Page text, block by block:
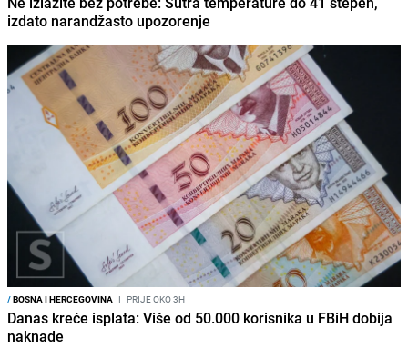
izdato narandžasto upozorenje
/BOSNA I HERCEGOVINA I PRIJE OKO 3H
Danas kreće isplata: Više od 50.000 korisnika u FBiH dobija
naknade